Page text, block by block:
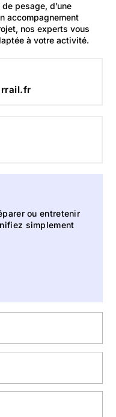
pesage, d’une
accompagnement
nos experts vous
à votre activité.
ou entretenir
simplement